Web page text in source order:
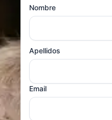
Nombre
Apellidos
Email